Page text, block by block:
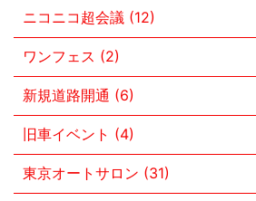
ニコニコ超会議 (12)
ワンフェス (2)
新規道路開通 (6)
旧車イベント (4)
東京オートサロン (31)